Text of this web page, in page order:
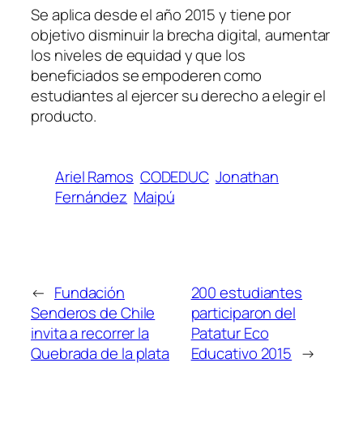
Se aplica desde el año 2015 y tiene por
objetivo disminuir la brecha digital, aumentar
los niveles de equidad y que los
beneficiados se empoderen como
estudiantes al ejercer su derecho a elegir el
producto.
Ariel Ramos CODEDUC Jonathan
Fernández Maipú
← Fundación
Senderos de Chile
invita a recorrer la
Quebrada de la plata
200 estudiantes
participaron del
Patatur Eco
Educativo 2015 →